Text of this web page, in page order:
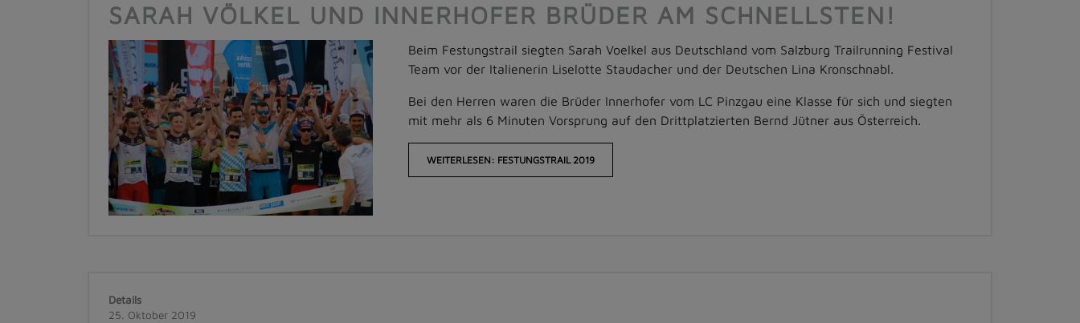
SARAH VÖLKEL UND INNERHOFER BRÜDER AM SCHNELLSTEN!
Beim Festungstrail siegten Sarah Voelkel aus Deutschland vom Salzburg Trailrunning Festival
Team vor der Italienerin Liselotte Staudacher und der Deutschen Lina Kronschnabl.
Bei den Herren waren die Brüder Innerhofer vom LC Pinzgau eine Klasse für sich und siegten
mit mehr als 6 Minuten Vorsprung auf den Drittplatzierten Bernd Jütner aus Österreich.
WEITERLESEN: FESTUNGSTRAIL 2019
Details
25. Oktober 2019